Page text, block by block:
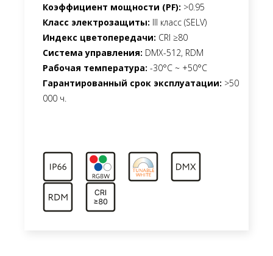
Коэффициент мощности (PF): >0.95
Класс электрозащиты: III класс (SELV)
Индекс цветопередачи: CRI ≥80
Система управления: DMX-512, RDM
Рабочая температура: -30°C ~ +50°C
Гарантированный срок эксплуатации: >50
000 ч.